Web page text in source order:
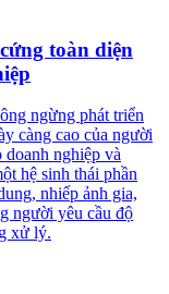
toàn diện
ngừng phát triển
càng cao của người
doanh nghiệp và
hệ sinh thái phần
nhiếp ảnh gia,
người yêu cầu độ
xử lý.